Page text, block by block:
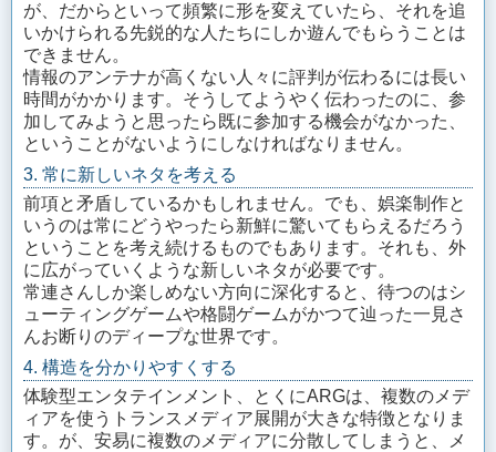
が、だからといって頻繁に形を変えていたら、それを追
いかけられる先鋭的な人たちにしか遊んでもらうことは
できません。
情報のアンテナが高くない人々に評判が伝わるには長い
時間がかかります。そうしてようやく伝わったのに、参
加してみようと思ったら既に参加する機会がなかった、
ということがないようにしなければなりません。
3. 常に新しいネタを考える
前項と矛盾しているかもしれません。でも、娯楽制作と
いうのは常にどうやったら新鮮に驚いてもらえるだろう
ということを考え続けるものでもあります。それも、外
に広がっていくような新しいネタが必要です。
常連さんしか楽しめない方向に深化すると、待つのはシ
ューティングゲームや格闘ゲームがかつて辿った一見さ
んお断りのディープな世界です。
4. 構造を分かりやすくする
体験型エンタテインメント、とくにARGは、複数のメデ
ィアを使うトランスメディア展開が大きな特徴となりま
す。が、安易に複数のメディアに分散してしまうと、メ